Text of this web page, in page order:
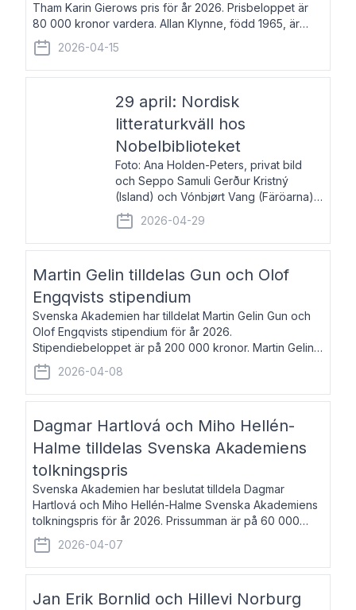
Tham Karin Gierows pris för år 2026. Prisbeloppet är
80 000 kronor vardera. Allan Klynne, född 1965, är
arkeolog, författare, översättare och fil.dr i antikens
kultur och samhällsliv. Ut
2026-04-15
29 april: Nordisk
litteraturkväll hos
Nobelbiblioteket
Foto: Ana Holden-Peters, privat bild
och Seppo Samuli Gerður Kristný
(Island) och Vónbjørt Vang (Färöarna)
läser ur sina verk och samtalar med
John Swedenmark. De läser upp på
färöiska, isländska och svenska och
2026-04-29
Martin Gelin tilldelas Gun och Olof
Engqvists stipendium
Svenska Akademien har tilldelat Martin Gelin Gun och
Olof Engqvists stipendium för år 2026.
Stipendiebeloppet är på 200 000 kronor. Martin Gelin,
född 1978, är journalist och författare. Han lever
numera i Paris men var under många år bosat
2026-04-08
Dagmar Hartlová och Miho Hellén-
Halme tilldelas Svenska Akademiens
tolkningspris
Svenska Akademien har beslutat tilldela Dagmar
Hartlová och Miho Hellén-Halme Svenska Akademiens
tolkningspris för år 2026. Prissumman är på 60 000
kronor var. Dagmar Hartlová, född 1951, översätter
huvudsakligen från svenska till tjeckiska
2026-04-07
Jan Erik Bornlid och Hillevi Norburg